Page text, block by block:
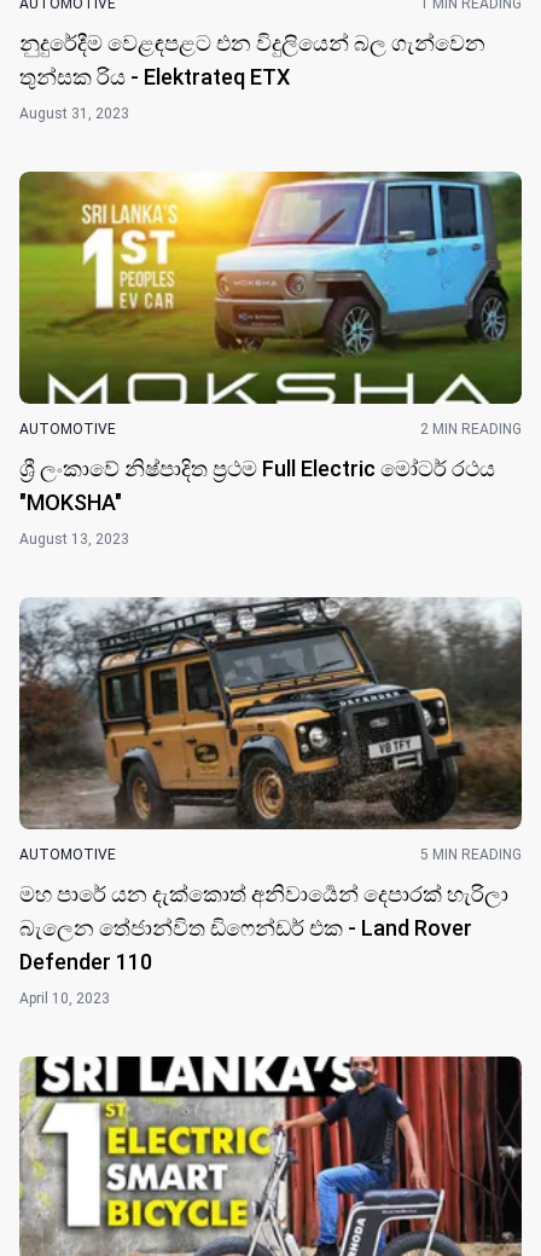
AUTOMOTIVE 1 MIN READING
නුදුරේදීම වෙළඳපළට එන විදුලියෙන් බල ගැන්වෙන
තුන්සක රිය - Elektrateq ETX
August 31, 2023
AUTOMOTIVE 2 MIN READING
ශ්‍රී ලංකාවේ නිෂ්පාදිත ප්‍රථම Full Electric මෝටර් රථය
"MOKSHA"
August 13, 2023
AUTOMOTIVE 5 MIN READING
මහ පාරේ යන දැක්කොත් අනිවාර්‍යෙන් දෙපාරක් හැරිලා
බැලෙන තේජාන්විත ඩිෆෙන්ඩර් එක - Land Rover
Defender 110
April 10, 2023